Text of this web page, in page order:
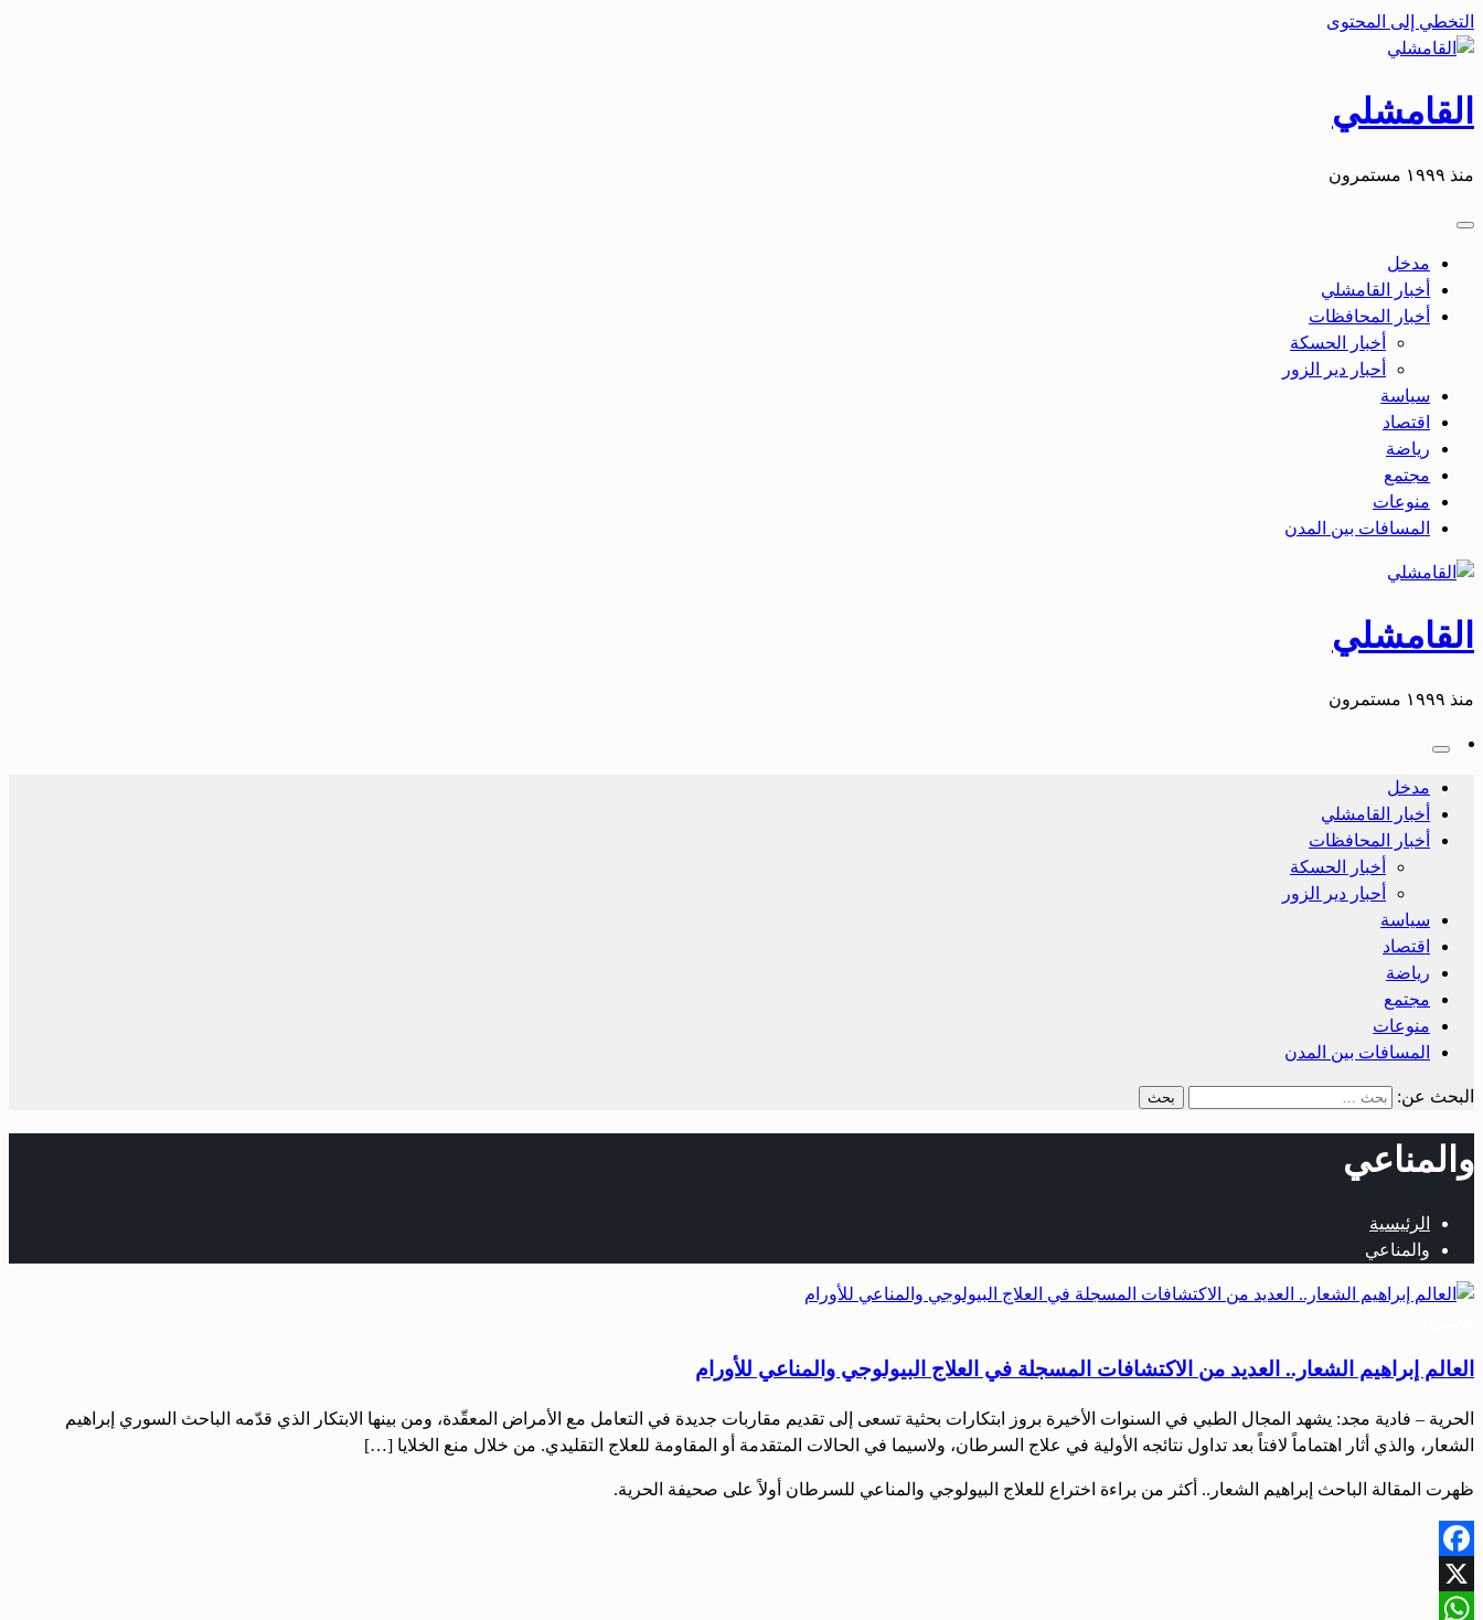
التخطي إلى المحتوى
القامشلي
منذ ١٩٩٩ مستمرون
مدخل
أخبار القامشلي
أخبار المحافظات
أخبار الحسكة
أحبار دير الزور
سياسة
اقتصاد
رياضة
مجتمع
منوعات
المسافات بين المدن
القامشلي
منذ ١٩٩٩ مستمرون
مدخل
أخبار القامشلي
أخبار المحافظات
أخبار الحسكة
أحبار دير الزور
سياسة
اقتصاد
رياضة
مجتمع
منوعات
المسافات بين المدن
البحث عن:
‏والمناعي
الرئيسية
‏والمناعي
العالم إبراهيم الشعار.. العديد من الاكتشافات المسجلة في العلاج البيولوجي والمناعي للأورام
‏الحرية – فادية مجد: ‏‏يشهد المجال الطبي في السنوات الأخيرة بروز ابتكارات بحثية تسعى إلى تقديم مقاربات جديدة في التعامل مع الأمراض المعقّدة، ومن بينها الابتكار الذي قدّمه الباحث السوري إبراهيم
الشعار، والذي أثار اهتماماً لافتاً بعد تداول نتائجه الأولية في علاج السرطان، ولاسيما في الحالات المتقدمة أو المقاومة للعلاج التقليدي. ‏من خلال منع الخلايا […]
ظهرت المقالة الباحث إبراهيم الشعار.. أكثر من براءة اختراع للعلاج البيولوجي ‏والمناعي للسرطان أولاً على صحيفة الحرية.
Facebook
X